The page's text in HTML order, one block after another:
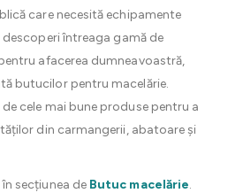
care necesită echipamente
descoperi întreaga gamă de
afacerea dumneavoastră,
butucilor pentru macelărie.
cele mai bune produse pentru a
din carmangerii, abatoare și
secțiunea de Butuc macelărie.